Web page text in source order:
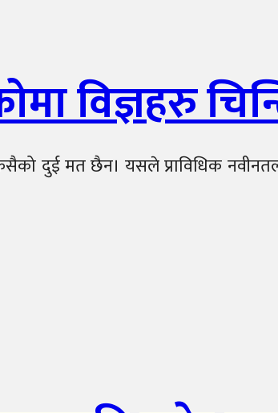
विज्ञहरु
दुई मत छैन। यसले प्राविधिक